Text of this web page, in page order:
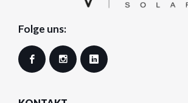
Folge uns:
Facebook Instagram